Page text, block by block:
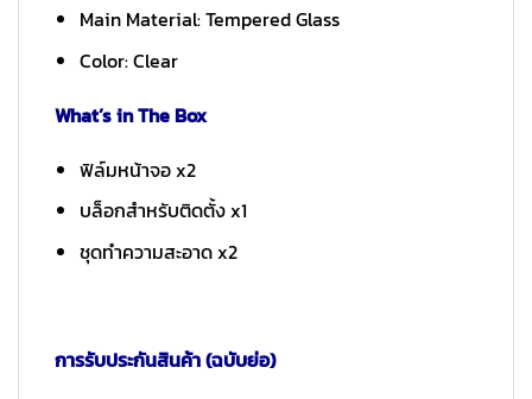
Main Material: Tempered Glass
Color: Clear
What’s in The Box
ฟิล์มหน้าจอ x2
บล็อกสำหรับติดตั้ง x1
ชุดทำความสะอาด x2
การรับประกันสินค้า (ฉบับย่อ)